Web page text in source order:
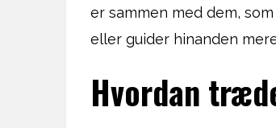
er sammen med dem,
eller guider hinanden
Hvordan